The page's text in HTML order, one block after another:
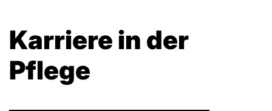
Karriere in der
Pflege